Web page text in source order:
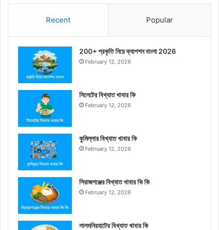
Recent Popular
200+ প্রকৃতি নিয়ে ক্যাপশন বাংলা 2026
February 12, 2026
সিলেটের বিখ্যাত খাবার কি
February 12, 2026
কুমিল্লার বিখ্যাত খাবার কি
February 12, 2026
সিরাজগঞ্জের বিখ্যাত খাবার কি কি
February 12, 2026
লালমনিরহাটের বিখ্যাত খাবার কি